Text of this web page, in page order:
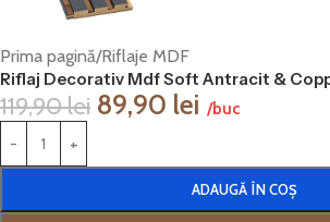
Prima pagină/Riflaje MDF
Riflaj Decorativ Mdf Soft Antracit &
119,90lei 89,90 lei /buc
ADAUGĂ ÎN COȘ